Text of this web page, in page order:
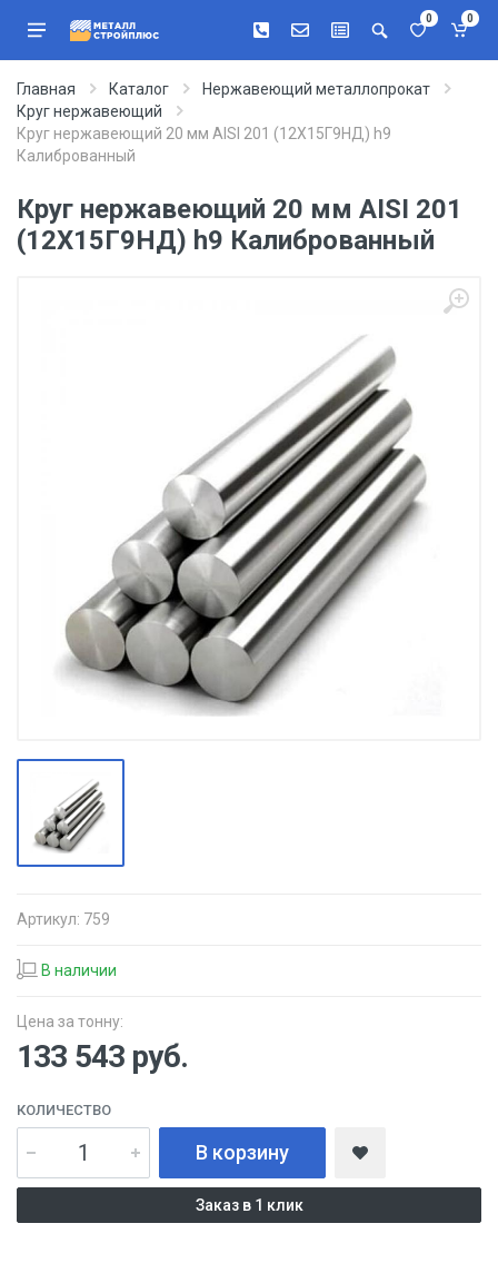
0 0
Главная Каталог
Нержавеющий металлопрокат
Круг нержавеющий
Круг нержавеющий 20 мм AISI 201 (12Х15Г9НД) h9
Калиброванный
Круг нержавеющий 20 мм AISI 201
(12Х15Г9НД) h9 Калиброванный
Артикул: 759
В наличии
Цена за тонну:
133 543 руб.
КОЛИЧЕСТВО
В корзину
Заказ в 1 клик